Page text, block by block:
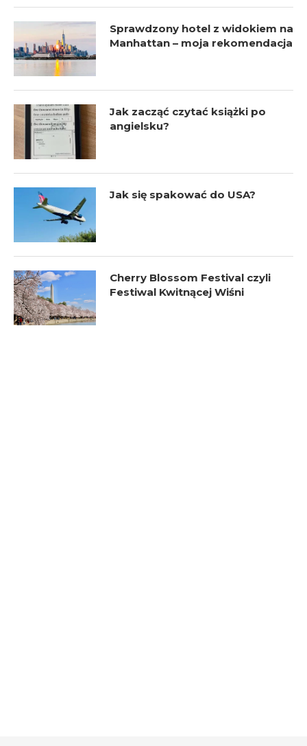
Sprawdzony hotel z widokiem na
Manhattan – moja rekomendacja
Jak zacząć czytać książki po
angielsku?
Jak się spakować do USA?
Cherry Blossom Festival czyli
Festiwal Kwitnącej Wiśni